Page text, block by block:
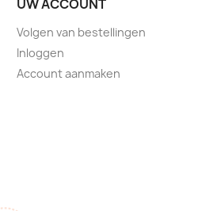
UW ACCOUNT
Volgen van bestellingen
Inloggen
Account aanmaken